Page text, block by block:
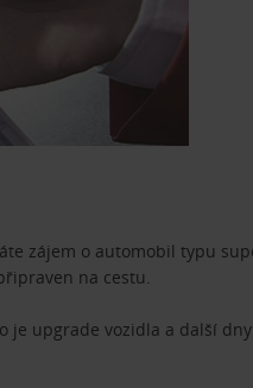
zájem o automobil typu
na cestu.
je upgrade vozidla a další